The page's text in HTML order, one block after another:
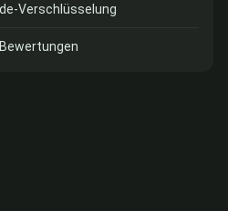
Verschlüsselung